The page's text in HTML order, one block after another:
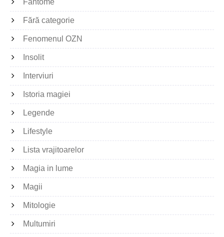
Fantome
Fără categorie
Fenomenul OZN
Insolit
Interviuri
Istoria magiei
Legende
Lifestyle
Lista vrajitoarelor
Magia in lume
Magii
Mitologie
Multumiri